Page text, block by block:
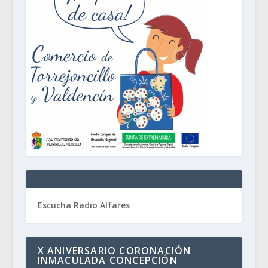
Escucha Radio Alfares
X ANIVERSARIO CORONACIÓN
INMACULADA CONCEPCIÓN